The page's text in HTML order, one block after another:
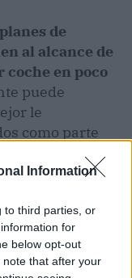
Information
to third parties, or
for
below opt-out
that after your
de
al alcance de
en poco
puede
le
como parte
mercado en la
de las marcas
sus nuevas
al Grupo